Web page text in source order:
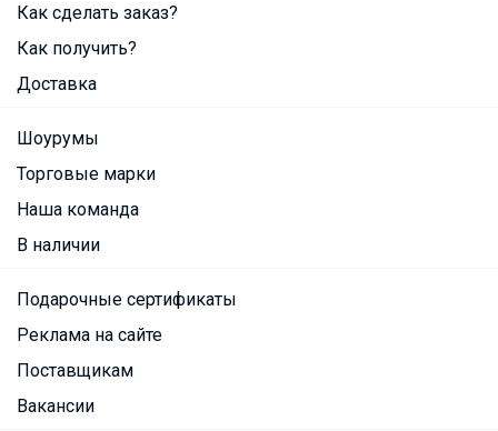
Как сделать заказ?
Как получить?
Доставка
Шоурумы
Торговые марки
Наша команда
В наличии
Подарочные сертификаты
Реклама на сайте
Поставщикам
Вакансии